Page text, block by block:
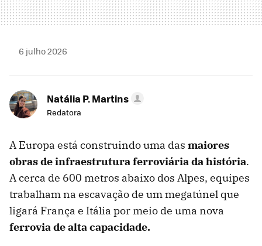
6 julho 2026
Natália P. Martins
Redatora
A Europa está construindo uma das maiores
obras de infraestrutura ferroviária da história.
A cerca de 600 metros abaixo dos Alpes, equipes
trabalham na escavação de um megatúnel que
ligará França e Itália por meio de uma nova
ferrovia de alta capacidade.